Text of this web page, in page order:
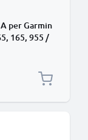
per Garmin
165, 955 /
cavetto